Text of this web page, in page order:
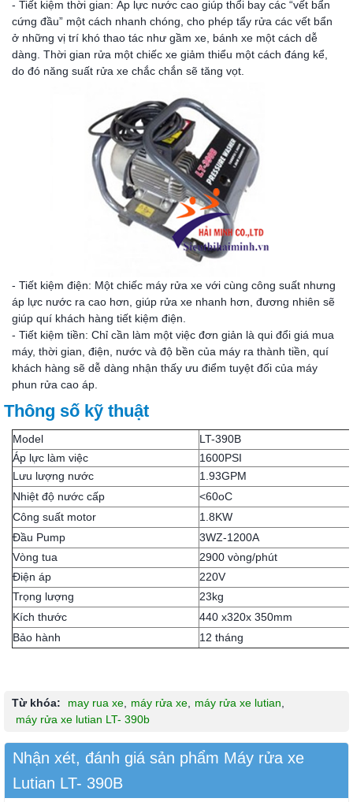
- Tiết kiệm thời gian: Áp lực nước cao giúp thổi bay các “vết bẩn
cứng đầu” một cách nhanh chóng, cho phép tẩy rửa các vết bẩn
ở những vị trí khó thao tác như gầm xe, bánh xe một cách dễ
dàng. Thời gian rửa một chiếc xe giảm thiểu một cách đáng kể,
do đó năng suất rửa xe chắc chắn sẽ tăng vọt.
- Tiết kiệm điện: Một chiếc máy rửa xe với cùng công suất nhưng
áp lực nước ra cao hơn, giúp rửa xe nhanh hơn, đương nhiên sẽ
giúp quí khách hàng tiết kiệm điện.
- Tiết kiệm tiền: Chỉ cần làm một việc đơn giản là qui đổi giá mua
máy, thời gian, điện, nước và độ bền của máy ra thành tiền, quí
khách hàng sẽ dễ dàng nhận thấy ưu điểm tuyệt đối của máy
phun rửa cao áp.
Thông số kỹ thuật
Model
LT-390B
Áp lực làm việc
1600PSI
Lưu lượng nước
1.93GPM
Nhiệt độ nước cấp
<60oC
Công suất motor
1.8KW
Đầu Pump
3WZ-1200A
Vòng tua
2900 vòng/phút
Điện áp
220V
Trọng lượng
23kg
Kích thước
440 x320x 350mm
Bảo hành
12 tháng
Từ khóa: may rua xe máy rửa xe máy rửa xe lutian
máy rửa xe lutian LT- 390b
Nhận xét, đánh giá sản phẩm Máy rửa xe
Lutian LT- 390B